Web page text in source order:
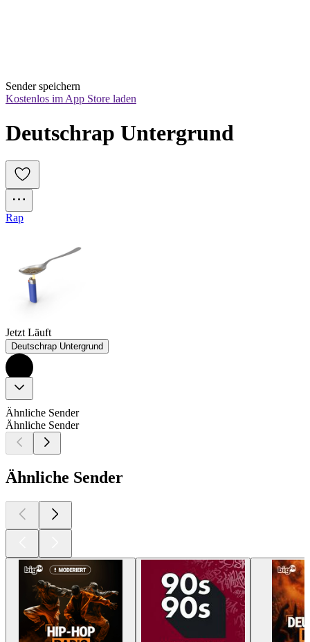
Sender speichern
Kostenlos im App Store laden
Deutschrap Untergrund
Rap
Jetzt Läuft
Deutschrap Untergrund
Ähnliche Sender
Ähnliche Sender
Ähnliche Sender